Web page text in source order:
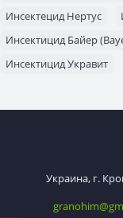
Инсектецид Нертус
Инсектицид Байер
Инсектицид Укравит
Украина, г.